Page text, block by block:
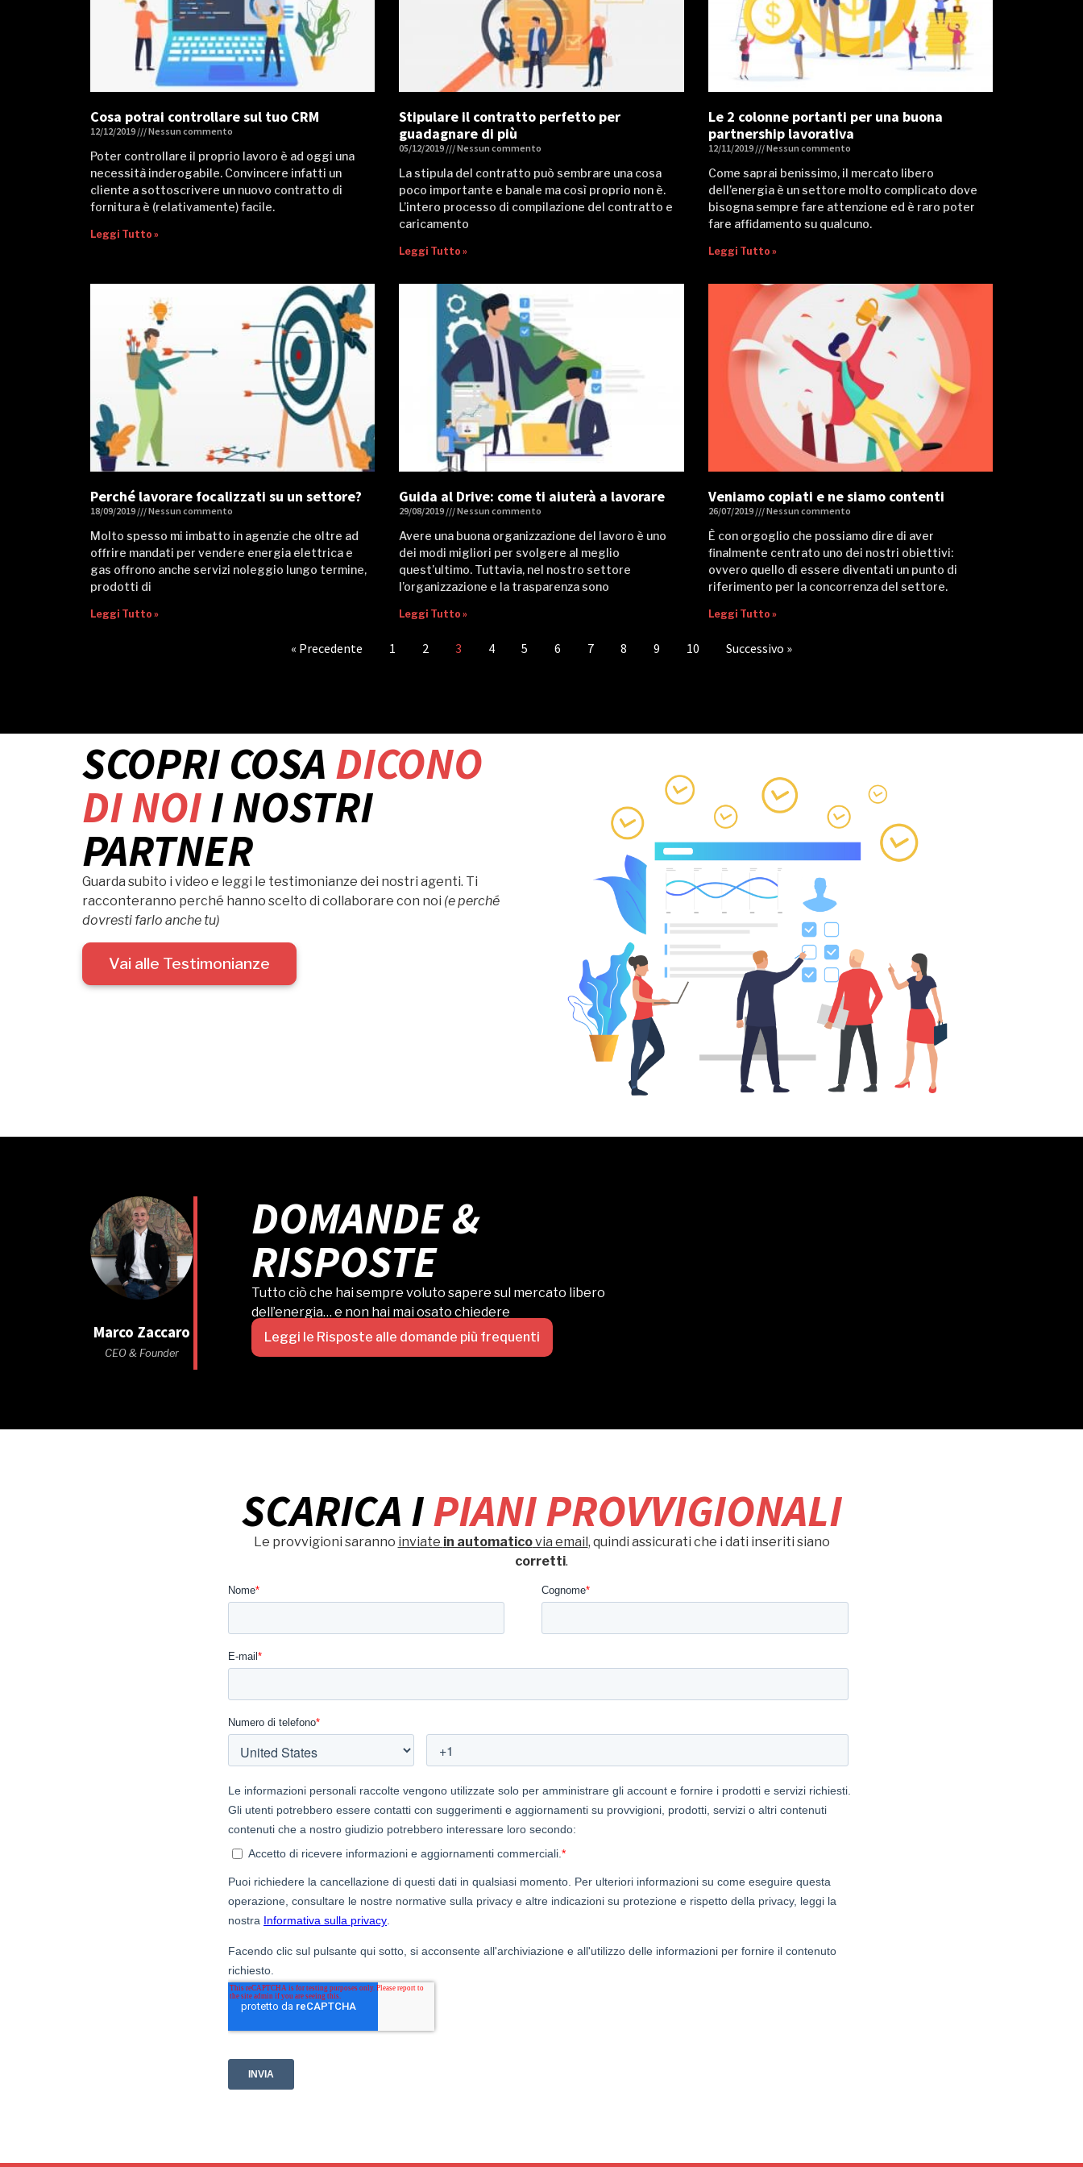
Cosa potrai controllare sul tuo CRM
12/12/2019 Nessun commento
Poter controllare il proprio lavoro è ad oggi una
necessità inderogabile. Convincere infatti un
cliente a sottoscrivere un nuovo contratto di
fornitura è (relativamente) facile.
Leggi Tutto »
Stipulare il contratto perfetto per
guadagnare di più
05/12/2019 Nessun commento
La stipula del contratto può sembrare una cosa
poco importante e banale ma così proprio non è.
L’intero processo di compilazione del contratto e
caricamento
Leggi Tutto »
Le 2 colonne portanti per una buona
partnership lavorativa
12/11/2019 Nessun commento
Come saprai benissimo, il mercato libero
dell’energia è un settore molto complicato dove
bisogna sempre fare attenzione ed è raro poter
fare affidamento su qualcuno.
Leggi Tutto »
Perché lavorare focalizzati su un settore?
18/09/2019 Nessun commento
Molto spesso mi imbatto in agenzie che oltre ad
offrire mandati per vendere energia elettrica e
gas offrono anche servizi noleggio lungo termine,
prodotti di
Leggi Tutto »
Guida al Drive: come ti aiuterà a lavorare
29/08/2019 Nessun commento
Avere una buona organizzazione del lavoro è uno
dei modi migliori per svolgere al meglio
quest’ultimo. Tuttavia, nel nostro settore
l’organizzazione e la trasparenza sono
Leggi Tutto »
Veniamo copiati e ne siamo contenti
26/07/2019 Nessun commento
È con orgoglio che possiamo dire di aver
finalmente centrato uno dei nostri obiettivi:
ovvero quello di essere diventati un punto di
riferimento per la concorrenza del settore.
Leggi Tutto »
« Precedente 1 2 3 4 5 6 7 8 9 10 Successivo »
SCOPRI COSA DICONO
DI NOII NOSTRI
PARTNER
Guarda subito i video e leggi le testimonianze dei nostri agenti. Ti
racconteranno perché hanno scelto di collaborare con noi (e perché
dovresti farlo anche tu)
Vai alle Testimonianze
Marco Zaccaro
CEO & Founder
DOMANDE &
RISPOSTE
Tutto ciò che hai sempre voluto sapere sul mercato libero
dell’energia… e non hai mai osato chiedere
Leggi le Risposte alle domande più frequenti
SCARICA IPIANI PROVVIGIONALI
Le provvigioni saranno inviate in automaticovia email, quindi assicurati che i dati inseriti siano
corretti.